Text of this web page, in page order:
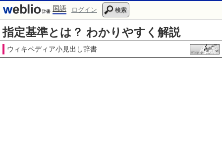
国語 ログイン 検索
指定基準とは？ わかりやすく解説
ウィキペディア小見出し辞書